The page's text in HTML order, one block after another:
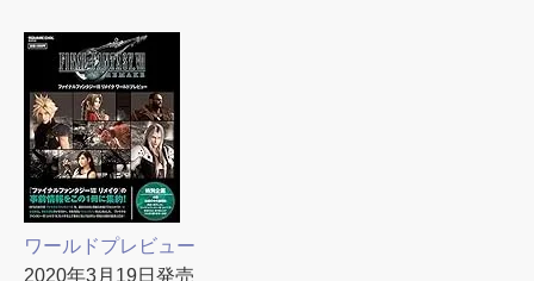
ワールドプレビュー
2020年3月19日発売